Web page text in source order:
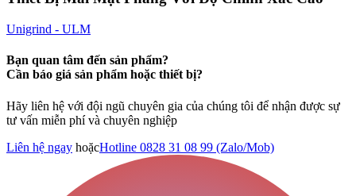
Unigrind - ULM
Bạn quan tâm đến sản phẩm?
Cần báo giá sản phẩm hoặc thiết bị?
Hãy liên hệ với đội ngũ chuyên gia của chúng tôi để nhận được sự
tư vấn miễn phí và chuyên nghiệp
Liên hệ ngay hoặcHotline 0828 31 08 99 (Zalo/Mob)